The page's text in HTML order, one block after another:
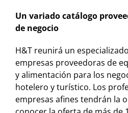
Un variado catálogo
de negocio
H&T reunirá un
empresas proveedoras de
y alimentación para los
hotelero y turístico. Los
empresas afines tendrán la